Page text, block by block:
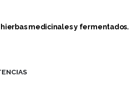
hierbas medicinales y fermentados.